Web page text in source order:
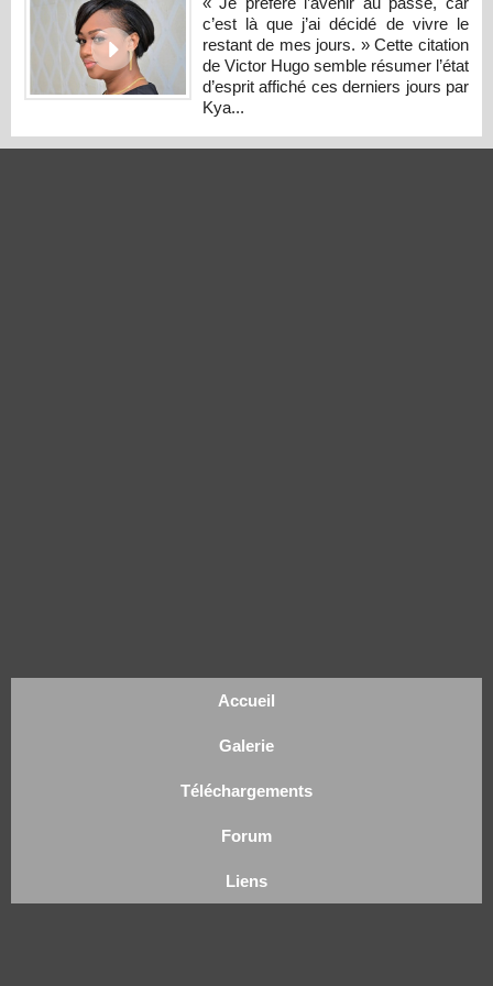
c’est là que j’ai décidé de vivre le
restant de mes jours. » Cette citation
de Victor Hugo semble résumer l’état
d’esprit affiché ces derniers jours par
Kya...
Accueil
Galerie
Téléchargements
Forum
Liens